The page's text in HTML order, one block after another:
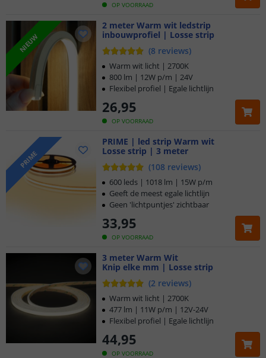
OP VOORRAAD
NIEUW
2 meter Warm wit ledstrip
inbouwprofiel | Losse strip
(8 reviews)
OP VOORRAAD
26,95
Warm wit licht | 2700K
800 lm | 12W p/m | 24V
Flexibel profiel | Egale lichtlijn
PRIME
PRIME | led strip Warm wit
Losse strip | 3 meter
(108 reviews)
OP VOORRAAD
33,95
600 leds | 1018 lm | 15W p/m
Geeft de meest egale lichtlijn
Geen 'lichtpuntjes' zichtbaar
3 meter Warm Wit
Knip elke mm | Losse strip
(2 reviews)
OP VOORRAAD
44,95
Warm wit licht | 2700K
477 lm | 11W p/m | 12V-24V
Flexibel profiel | Egale lichtlijn
Klantbeoordeling 9.1
Voor 23:45 uur besteld,morgen in huis
5 jaar garantie